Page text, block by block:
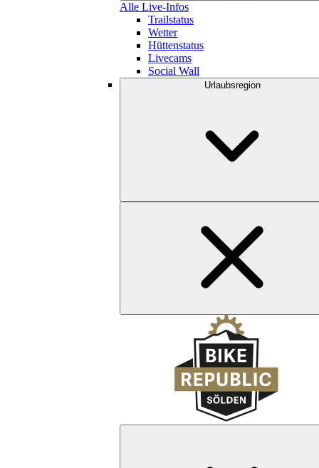
Alle Live-Infos
Trailstatus
Wetter
Hüttenstatus
Livecams
Social Wall
Urlaubsregion